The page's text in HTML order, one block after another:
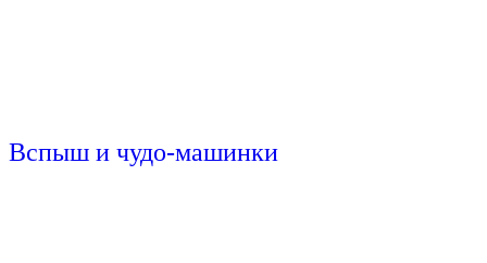
Вспыш и чудо-машинки